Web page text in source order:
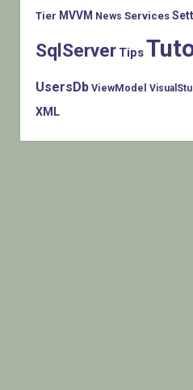
Tier MVVM News Services
SqlServer Tips
UsersDb ViewModel
XML